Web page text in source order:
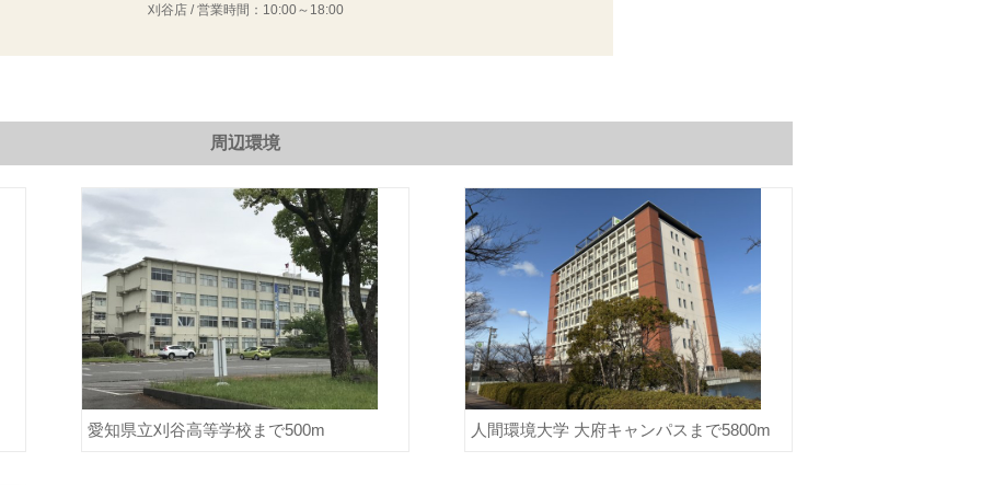
刈谷店/ 営業時間： 10:00～18:00
周辺環境
愛知県立刈谷高等学校まで500m 人間環境大学 大府キャンパスまで5800m